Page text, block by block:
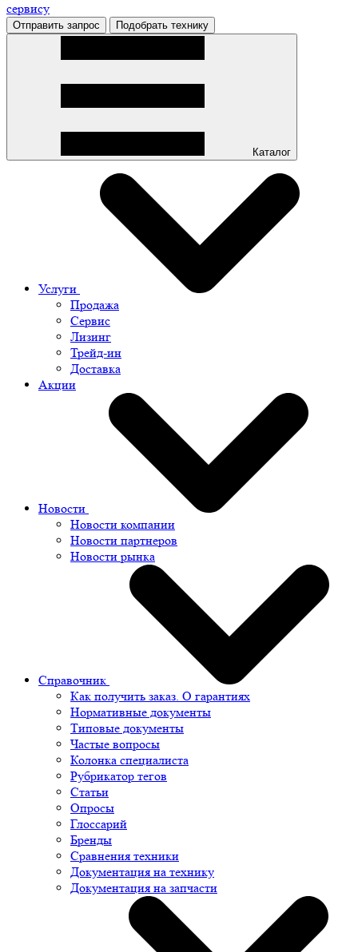
сервису
Отправить запрос Подобрать технику
Каталог
Услуги
Продажа
Сервис
Лизинг
Трейд-ин
Доставка
Акции
Новости
Новости компании
Новости партнеров
Новости рынка
Справочник
Как получить заказ. О гарантиях
Нормативные документы
Типовые документы
Частые вопросы
Колонка специалиста
Рубрикатор тегов
Статьи
Опросы
Глоссарий
Бренды
Сравнения техники
Документация на технику
Документация на запчасти